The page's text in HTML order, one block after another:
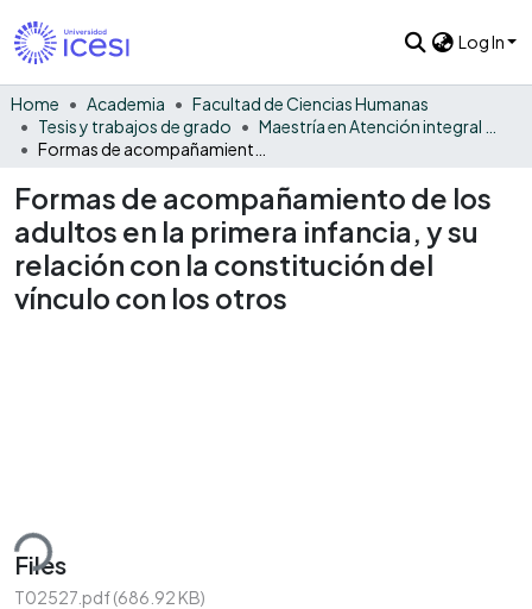
Log In
Home Academia
Facultad de Ciencias Humanas
Tesis y trabajos de grado
Formas de acompañamiento de los
adultos en la primera infancia, y su
relación con la constitución del
vínculo con los otros
Files
T02527.pdf(686.92 KB)